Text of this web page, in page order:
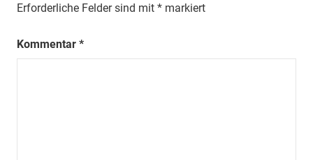
Erforderliche Felder sind mit * markiert
Kommentar *